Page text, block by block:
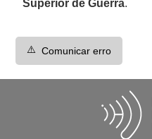
Superior de Guerra.
⚠️ Comunicar erro